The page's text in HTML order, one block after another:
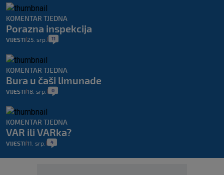
KOMENTAR TJEDNA
Porazna inspekcija
VIJESTI 25. srp. 11
KOMENTAR TJEDNA
Bura u čaši limunade
VIJESTI 18. srp. 0
KOMENTAR TJEDNA
VAR ili VARka?
VIJESTI 11. srp. 4